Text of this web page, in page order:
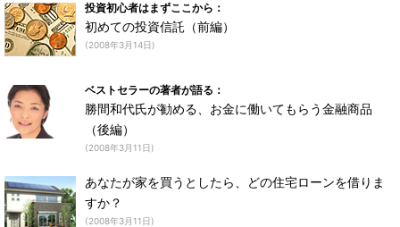
投資初心者はまずここから：
初めての投資信託（前編）
(2008年3月14日)
ベストセラーの著者が語る：
勝間和代氏が勧める、お金に働いてもらう金融商品
（後編）
(2008年3月11日)
あなたが家を買うとしたら、どの住宅ローンを借りま
すか？
(2008年3月11日)